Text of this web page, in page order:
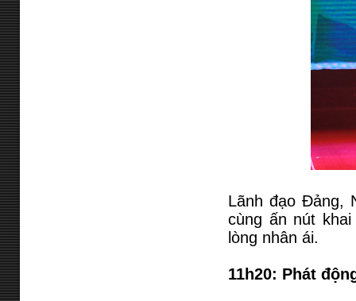
Lãnh đạo Đảng,
cùng ấn nút
lòng nhân ái.
11h20: Phát